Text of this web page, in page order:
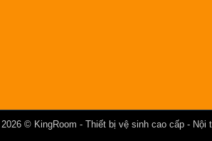
2026 © KingRoom - Thiết bị vệ sinh cao cấp - Nội